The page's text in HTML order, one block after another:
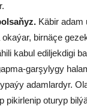
Kä­bir adam
bir­nä­çe
ka­bul edil­jek­di­gi
gar­şy­ly­gy
adam­lar­dyr.
pi­kir­le­nip otu­ryp